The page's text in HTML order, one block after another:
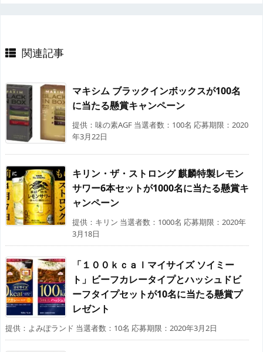
関連記事
マキシム ブラックインボックスが100名
に当たる懸賞キャンペーン
提供：味の素AGF 当選者数：100名 応募期限：2020
年3月22日
キリン・ザ・ストロング 麒麟特製レモン
サワー6本セットが1000名に当たる懸賞キ
ャンペーン
提供：キリン 当選者数：1000名 応募期限：2020年
3月18日
「１００ｋｃａｌマイサイズ ソイミー
ト」ビーフカレータイプとハッシュドビ
ーフタイプセットが10名に当たる懸賞プ
レゼント
提供：よみぽランド 当選者数：10名 応募期限：2020年3月2日